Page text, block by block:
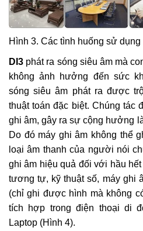
Hình 3. Các tình huống sử dụng
DI3 phát ra sóng siêu âm mà
không ảnh hưởng đến sức
sóng siêu âm phát ra được
thuật toán đặc biệt. Chúng tác
ghi âm, gây ra sự cộng hưởng
Do đó máy ghi âm không thể
loại âm thanh của người nói
ghi âm hiệu quả đối với hầu
tương tự, kỹ thuật số, máy ghi
(chỉ ghi được hình mà không
tích hợp trong điện thoại di
Laptop (Hình 4).